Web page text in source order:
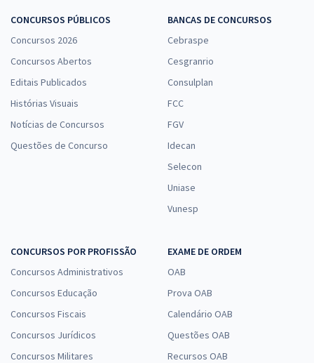
CONCURSOS PÚBLICOS
Concursos 2026
Concursos Abertos
Editais Publicados
Histórias Visuais
Notícias de Concursos
Questões de Concurso
BANCAS DE CONCURSOS
Cebraspe
Cesgranrio
Consulplan
FCC
FGV
Idecan
Selecon
Uniase
Vunesp
CONCURSOS POR PROFISSÃO
Concursos Administrativos
Concursos Educação
Concursos Fiscais
Concursos Jurídicos
Concursos Militares
EXAME DE ORDEM
OAB
Prova OAB
Calendário OAB
Questões OAB
Recursos OAB